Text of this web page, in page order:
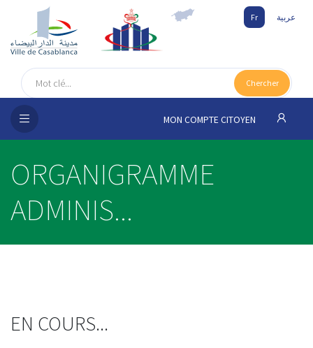
MÉDIA
Fr عربية
Chercher
MON COMPTE CITOYEN
ORGANIGRAMME
ADMINIS...
EN COURS...